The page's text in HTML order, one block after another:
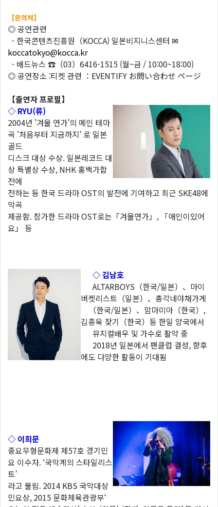
【문의처】
◎ 공연관련
- 한국콘텐츠진흥원（KOCCA) 일본비지니스센터 ✉
koccatokyo@kocca.kr
- 배드뉴스 ☎（03）6416-1515 (월~금 / 10:00~18:00)
◎ 공연장소 :티켓 관련 ：EVENTIFY お問い合わせ ページ
【출연자프로필】
◇ RYU(류)
2004년 '겨울 연가'의 메인 테마
곡 '처음부터 지금까지' 로 일본
골드
디스크 대상 수상. 일본레코드 대
상 특별상 수상, NHK 홍백가합
전에
전하는 등 한국 드라마 OST의 발전에 기여하고 최근 SKE48에
악곡
제공함. 참가한 드라마 OST로는「겨울연가」, 「애인이있어
요」 등
◇ 김남호
ALTARBOYS（한국/일본）、마이
버켓리스트（일본）、총각네야채가게
（한국/일본）、맘마미아（한국）,
김종욱 찾기（한국）등 한일 양국에서
뮤지컬배우 및 가수로 활약 중
2018년 일본에서 팬클럽 결성, 향후
에도 다양한 활동이 기대됨
◇ 이희문
중요무형문화제 제57호 경기민
요 이수자. ‘국악계의 스타일리스
트’
라고 불림. 2014 KBS 국악대상
민요상, 2015 문화체육관광부‘